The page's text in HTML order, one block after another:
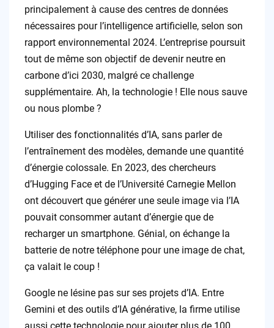
principalement à cause des centres de données
nécessaires pour l’intelligence artificielle, selon son
rapport environnemental 2024. L’entreprise poursuit
tout de même son objectif de devenir neutre en
carbone d’ici 2030, malgré ce challenge
supplémentaire. Ah, la technologie ! Elle nous sauve
ou nous plombe ?
Utiliser des fonctionnalités d’IA, sans parler de
l’entraînement des modèles, demande une quantité
d’énergie colossale. En 2023, des chercheurs
d’Hugging Face et de l’Université Carnegie Mellon
ont découvert que générer une seule image via l’IA
pouvait consommer autant d’énergie que de
recharger un smartphone. Génial, on échange la
batterie de notre téléphone pour une image de chat,
ça valait le coup !
Google ne lésine pas sur ses projets d’IA. Entre
Gemini et des outils d’IA générative, la firme utilise